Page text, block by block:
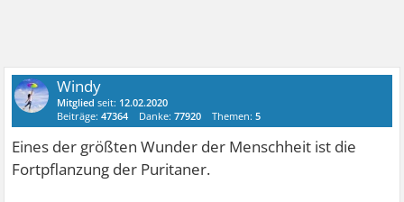
Windy
Mitglied seit: 12.02.2020
Beiträge:47364 Danke:77920 Themen:5
Eines der größten Wunder der Menschheit ist die
Fortpflanzung der Puritaner.